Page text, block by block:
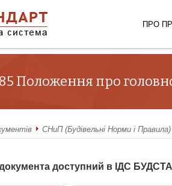
ПРО
Положення про
СНиП (Будівельні Норми і Правила)
доступний в ІДС